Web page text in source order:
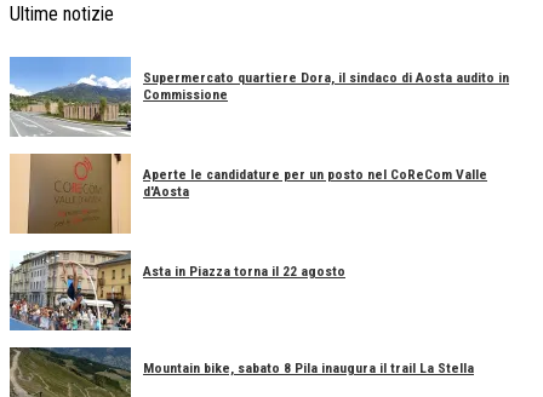
Ultime notizie
Supermercato quartiere Dora, il sindaco di Aosta audito in
Commissione
Aperte le candidature per un posto nel CoReCom Valle
d'Aosta
Asta in Piazza torna il 22 agosto
Mountain bike, sabato 8 Pila inaugura il trail La Stella